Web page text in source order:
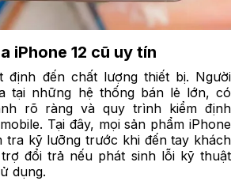
iPhone 12 cũ uy tín
định đến chất lượng thiết bị. Người
tại những hệ thống bán lẻ lớn, có
rõ ràng và quy trình kiểm định
Tại đây, mọi sản phẩm iPhone
tra kỹ lưỡng trước khi đến tay khách
đổi trả nếu phát sinh lỗi kỹ thuật
dụng.